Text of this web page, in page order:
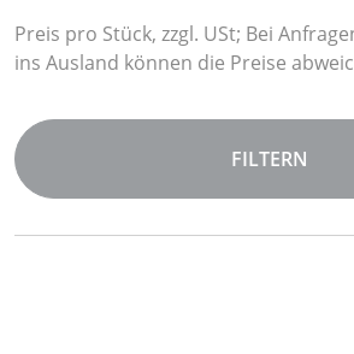
Preis pro Stück, zzgl. USt; Bei
ins Ausland können die Preise
FILTERN